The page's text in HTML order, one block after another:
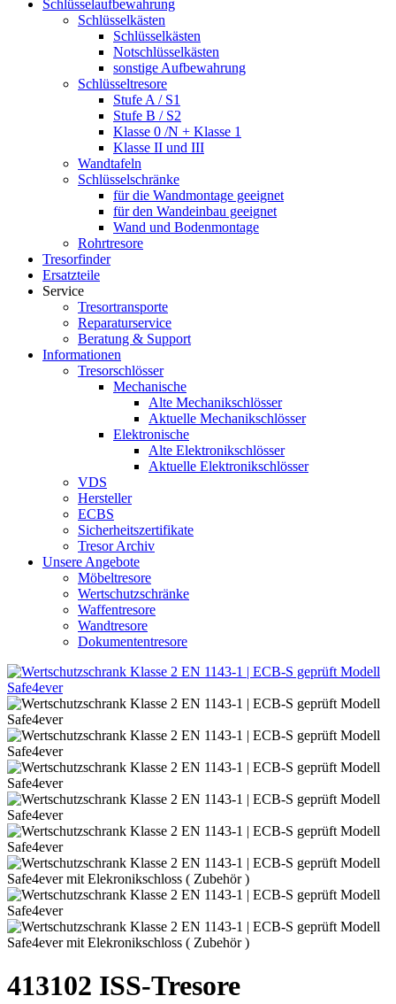
Schlüsselaufbewahrung
Schlüsselkästen
Schlüsselkästen
Notschlüsselkästen
sonstige Aufbewahrung
Schlüsseltresore
Stufe A / S1
Stufe B / S2
Klasse 0 /N + Klasse 1
Klasse II und III
Wandtafeln
Schlüsselschränke
für die Wandmontage geeignet
für den Wandeinbau geeignet
Wand und Bodenmontage
Rohrtresore
Tresorfinder
Ersatzteile
Service
Tresortransporte
Reparaturservice
Beratung & Support
Informationen
Tresorschlösser
Mechanische
Alte Mechanikschlösser
Aktuelle Mechanikschlösser
Elektronische
Alte Elektronikschlösser
Aktuelle Elektronikschlösser
VDS
Hersteller
ECBS
Sicherheitszertifikate
Tresor Archiv
Unsere Angebote
Möbeltresore
Wertschutzschränke
Waffentresore
Wandtresore
Dokumententresore
413102 ISS-Tresore